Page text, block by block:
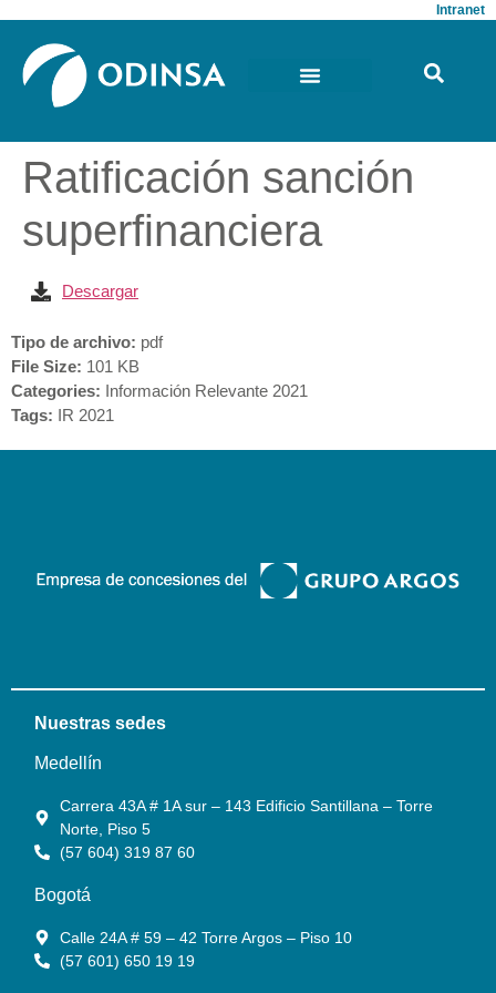
Intranet
Ratificación sanción
superfinanciera
Descargar
Tipo de archivo: pdf
File Size: 101 KB
Categories: Información Relevante 2021
Tags:
IR 2021
Nuestras sedes
Medellín
Carrera 43A # 1A sur – 143 Edificio Santillana – Torre
Norte, Piso 5
(57 604) 319 87 60
Bogotá
Calle 24A # 59 – 42 Torre Argos – Piso 10
(57 601) 650 19 19